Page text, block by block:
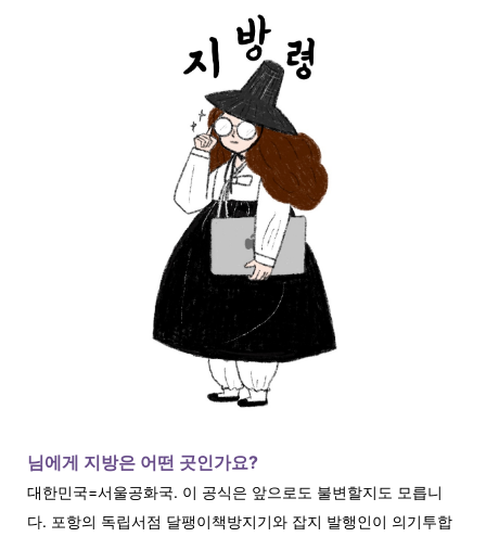
님에게 지방은 어떤 곳인가요?
대한민국=서울공화국. 이 공식은 앞으로도 불변할지도 모릅니
다. 포항의 독립서점 달팽이책방지기와 잡지 발행인이 의기투합